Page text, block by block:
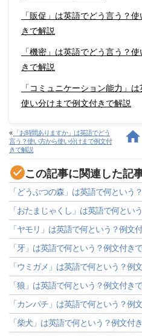
「販促」は英語でどう言う？
きで解説
「機密」は英語でどう言う？
きで解説
「コミュニケーション能力」
使い分けまで例文付きで解説
« 「お時間ありますか」は英語でどう
言う？使い方から使い分けまで例文付
きで解説
この記事に関連した記
「どうぶつの森」は英語で何という
「おたまじゃくし」は英語で何とい
「ヤモリ」は英語で何という？例文
「牙」は英語で何という？例文付き
「ウミガメ」は英語で何という？例
「狼」は英語で何という？例文付き
「カンパチ」は英語で何という？例
「柴犬」は英語で何という？例文付